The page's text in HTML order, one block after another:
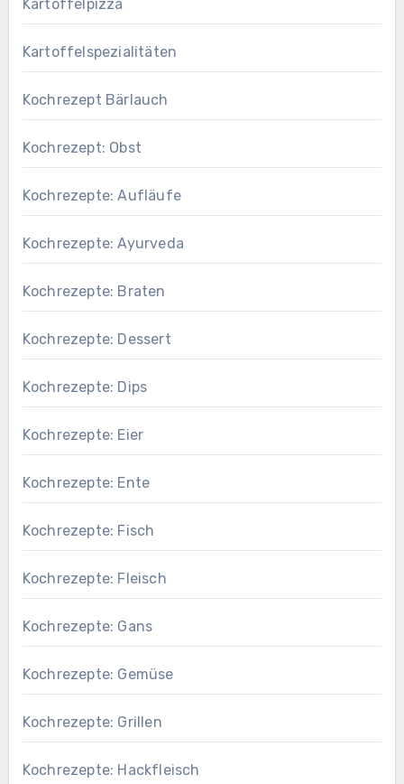
Kartoffelpizza
Kartoffelspezialitäten
Kochrezept Bärlauch
Kochrezept: Obst
Kochrezepte: Aufläufe
Kochrezepte: Ayurveda
Kochrezepte: Braten
Kochrezepte: Dessert
Kochrezepte: Dips
Kochrezepte: Eier
Kochrezepte: Ente
Kochrezepte: Fisch
Kochrezepte: Fleisch
Kochrezepte: Gans
Kochrezepte: Gemüse
Kochrezepte: Grillen
Kochrezepte: Hackfleisch